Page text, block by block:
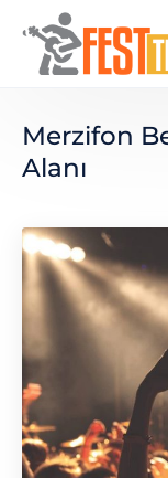
Ana içeriğe atla
Merzifon
Alanı